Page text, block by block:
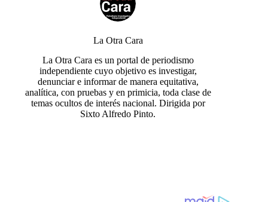
La Otra Cara
La Otra Cara es un portal de periodismo
independiente cuyo objetivo es investigar,
denunciar e informar de manera equitativa,
analítica, con pruebas y en primicia, toda clase de
temas ocultos de interés nacional. Dirigida por
Sixto Alfredo Pinto.